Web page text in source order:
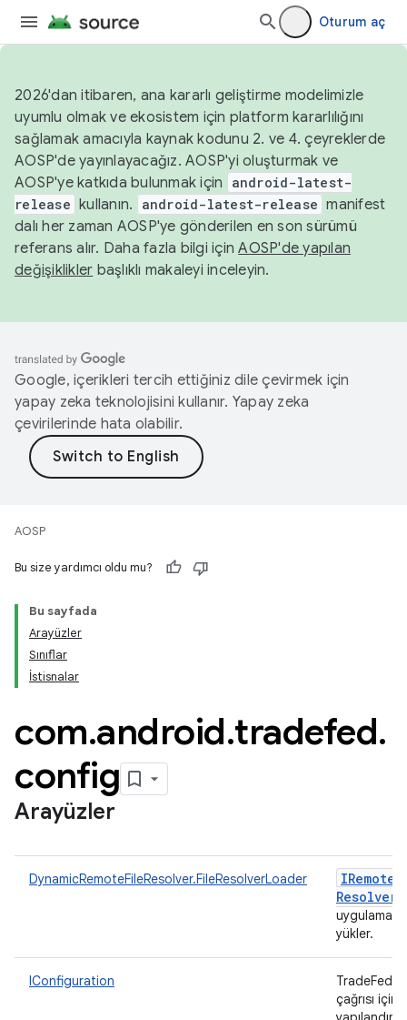
Oturum aç
2026'dan itibaren, ana kararlı geliştirme modelimizle
uyumlu olmak ve ekosistem için platform kararlılığını
sağlamak amacıyla kaynak kodunu 2. ve 4. çeyreklerde
AOSP'de yayınlayacağız. AOSP'yi oluşturmak ve
AOSP'ye katkıda bulunmak için
android-latest-
release kullanın. android-latest-release manifest
dalı her zaman AOSP'ye gönderilen en son sürümü
referans alır. Daha fazla bilgi içinAOSP'de yapılan
değişiklikler başlıklı makaleyi inceleyin.
Google, içerikleri tercih ettiğiniz dile çevirmek için
yapay zeka teknolojisini kullanır. Yapay zeka
çevirilerinde hata olabilir.
AOSP
Bu size yardımcı oldu mu?
Bu sayfada
Arayüzler
Sınıflar
İstisnalar
com.android.tradefed.
config
Arayüzler
DynamicRemoteFileResolver.FileResolverLoader IRemote
Resolver
yükler.
IConfiguration
çağrısı için